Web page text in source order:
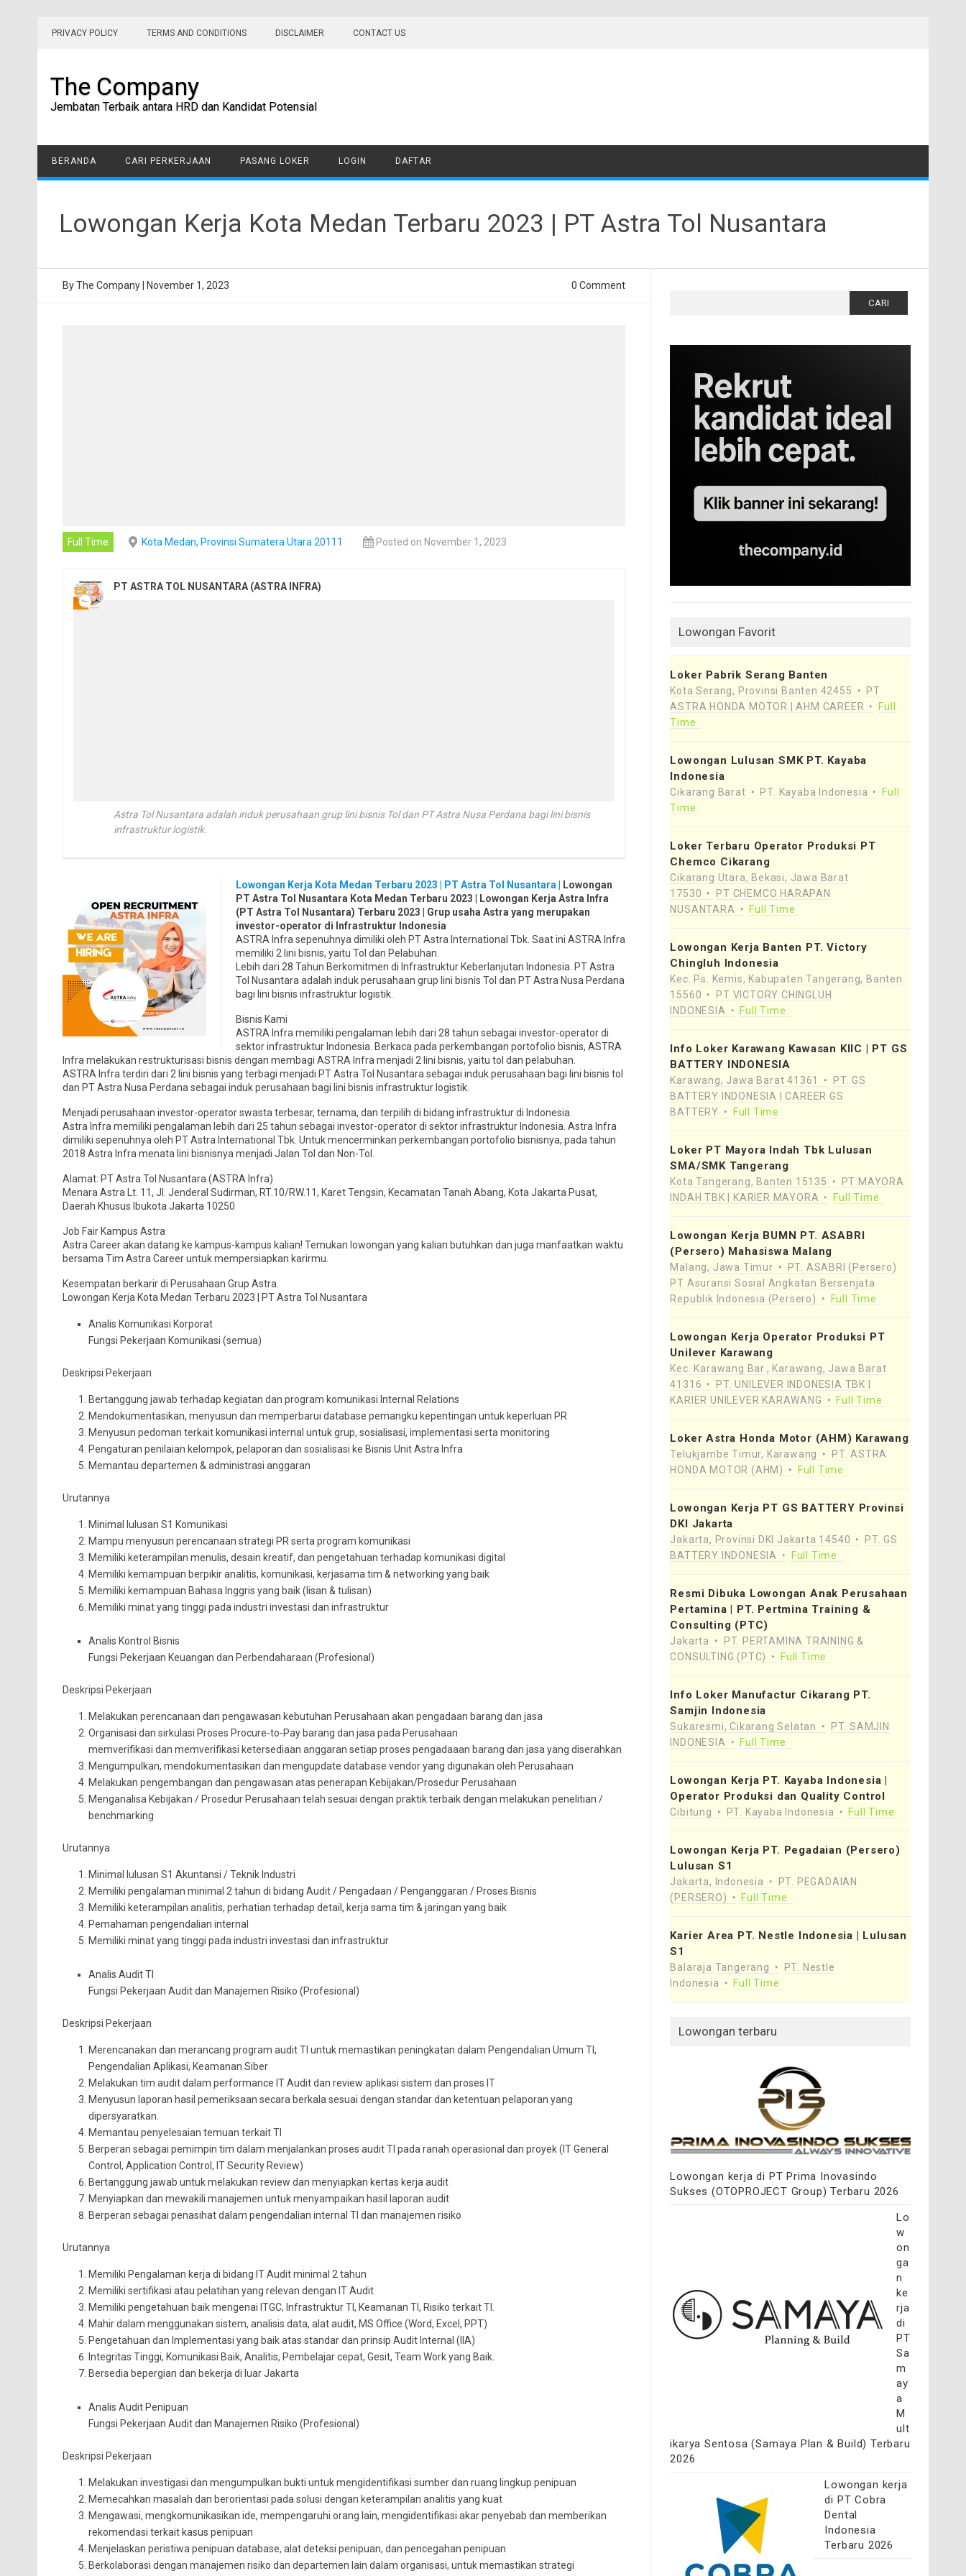
PRIVACY POLICY TERMS AND CONDITIONS DISCLAIMER CONTACT US
The Company
Jembatan Terbaik antara HRD dan Kandidat Potensial
BERANDA CARI PERKERJAAN PASANG LOKER LOGIN DAFTAR
Lowongan Kerja Kota Medan Terbaru 2023 | PT Astra Tol Nusantara
ByThe Company November 1, 2023 0 Comment
Full Time Kota Medan, Provinsi Sumatera Utara 20111 Posted on November 1, 2023
PT ASTRA TOL NUSANTARA (ASTRA INFRA)
Astra Tol Nusantara adalah induk perusahaan grup lini bisnis Tol dan PT Astra Nusa Perdana bagi lini bisnis
infrastruktur logistik.
Lowongan Kerja Kota Medan Terbaru 2023 | PT Astra Tol Nusantara |
Lowongan
PT Astra Tol Nusantara Kota Medan Terbaru 2023 | Lowongan Kerja Astra Infra
(PT Astra Tol Nusantara) Terbaru 2023 | Grup usaha Astra yang merupakan
investor-operator di Infrastruktur Indonesia
ASTRA Infra sepenuhnya dimiliki oleh PT Astra International Tbk. Saat ini ASTRA Infra
memiliki 2 lini bisnis, yaitu Tol dan Pelabuhan.
Lebih dari 28 Tahun Berkomitmen di Infrastruktur Keberlanjutan Indonesia. PT Astra
Tol Nusantara adalah induk perusahaan grup lini bisnis Tol dan PT Astra Nusa Perdana
bagi lini bisnis infrastruktur logistik.
Bisnis Kami
ASTRA Infra memiliki pengalaman lebih dari 28 tahun sebagai investor-operator di
sektor infrastruktur Indonesia. Berkaca pada perkembangan portofolio bisnis, ASTRA
Infra melakukan restrukturisasi bisnis dengan membagi ASTRA Infra menjadi 2 lini bisnis, yaitu tol dan pelabuhan.
ASTRA Infra terdiri dari 2 lini bisnis yang terbagi menjadi PT Astra Tol Nusantara sebagai induk perusahaan bagi lini bisnis tol
dan PT Astra Nusa Perdana sebagai induk perusahaan bagi lini bisnis infrastruktur logistik.
Menjadi perusahaan investor-operator swasta terbesar, ternama, dan terpilih di bidang infrastruktur di Indonesia.
Astra Infra memiliki pengalaman lebih dari 25 tahun sebagai investor-operator di sektor infrastruktur Indonesia. Astra Infra
dimiliki sepenuhnya oleh PT Astra International Tbk. Untuk mencerminkan perkembangan portofolio bisnisnya, pada tahun
2018 Astra Infra menata lini bisnisnya menjadi Jalan Tol dan Non-Tol.
Alamat: PT Astra Tol Nusantara (ASTRA Infra)
Menara Astra Lt. 11, Jl. Jenderal Sudirman, RT.10/RW.11, Karet Tengsin, Kecamatan Tanah Abang, Kota Jakarta Pusat,
Daerah Khusus Ibukota Jakarta 10250
Job Fair Kampus Astra
Astra Career akan datang ke kampus-kampus kalian! Temukan lowongan yang kalian butuhkan dan juga manfaatkan waktu
bersama Tim Astra Career untuk mempersiapkan karirmu.
Kesempatan berkarir di Perusahaan Grup Astra.
Lowongan Kerja Kota Medan Terbaru 2023 | PT Astra Tol Nusantara
Analis Komunikasi Korporat
Fungsi Pekerjaan Komunikasi (semua)
Deskripsi Pekerjaan
Bertanggung jawab terhadap kegiatan dan program komunikasi Internal Relations
Mendokumentasikan, menyusun dan memperbarui database pemangku kepentingan untuk keperluan PR
Menyusun pedoman terkait komunikasi internal untuk grup, sosialisasi, implementasi serta monitoring
Pengaturan penilaian kelompok, pelaporan dan sosialisasi ke Bisnis Unit Astra Infra
Memantau departemen & administrasi anggaran
Urutannya
Minimal lulusan S1 Komunikasi
Mampu menyusun perencanaan strategi PR serta program komunikasi
Memiliki keterampilan menulis, desain kreatif, dan pengetahuan terhadap komunikasi digital
Memiliki kemampuan berpikir analitis, komunikasi, kerjasama tim & networking yang baik
Memiliki kemampuan Bahasa Inggris yang baik (lisan & tulisan)
Memiliki minat yang tinggi pada industri investasi dan infrastruktur
Analis Kontrol Bisnis
Fungsi Pekerjaan Keuangan dan Perbendaharaan (Profesional)
Deskripsi Pekerjaan
Melakukan perencanaan dan pengawasan kebutuhan Perusahaan akan pengadaan barang dan jasa
Organisasi dan sirkulasi Proses Procure-to-Pay barang dan jasa pada Perusahaan
memverifikasi dan memverifikasi ketersediaan anggaran setiap proses pengadaaan barang dan jasa yang diserahkan
Mengumpulkan, mendokumentasikan dan mengupdate database vendor yang digunakan oleh Perusahaan
Melakukan pengembangan dan pengawasan atas penerapan Kebijakan/Prosedur Perusahaan
Menganalisa Kebijakan / Prosedur Perusahaan telah sesuai dengan praktik terbaik dengan melakukan penelitian /
benchmarking
Urutannya
Minimal lulusan S1 Akuntansi / Teknik Industri
Memiliki pengalaman minimal 2 tahun di bidang Audit / Pengadaan / Penganggaran / Proses Bisnis
Memiliki keterampilan analitis, perhatian terhadap detail, kerja sama tim & jaringan yang baik
Pemahaman pengendalian internal
Memiliki minat yang tinggi pada industri investasi dan infrastruktur
Analis Audit TI
Fungsi Pekerjaan Audit dan Manajemen Risiko (Profesional)
Deskripsi Pekerjaan
Merencanakan dan merancang program audit TI untuk memastikan peningkatan dalam Pengendalian Umum TI,
Pengendalian Aplikasi, Keamanan Siber
Melakukan tim audit dalam performance IT Audit dan review aplikasi sistem dan proses IT
Menyusun laporan hasil pemeriksaan secara berkala sesuai dengan standar dan ketentuan pelaporan yang
dipersyaratkan.
Memantau penyelesaian temuan terkait TI
Berperan sebagai pemimpin tim dalam menjalankan proses audit TI pada ranah operasional dan proyek (IT General
Control, Application Control, IT Security Review)
Bertanggung jawab untuk melakukan review dan menyiapkan kertas kerja audit
Menyiapkan dan mewakili manajemen untuk menyampaikan hasil laporan audit
Berperan sebagai penasihat dalam pengendalian internal TI dan manajemen risiko
Urutannya
Memiliki Pengalaman kerja di bidang IT Audit minimal 2 tahun
Memiliki sertifikasi atau pelatihan yang relevan dengan IT Audit
Memiliki pengetahuan baik mengenai ITGC, Infrastruktur TI, Keamanan TI, Risiko terkait TI.
Mahir dalam menggunakan sistem, analisis data, alat audit, MS Office (Word, Excel, PPT)
Pengetahuan dan Implementasi yang baik atas standar dan prinsip Audit Internal (IIA)
Integritas Tinggi, Komunikasi Baik, Analitis, Pembelajar cepat, Gesit, Team Work yang Baik.
Bersedia bepergian dan bekerja di luar Jakarta
Analis Audit Penipuan
Fungsi Pekerjaan Audit dan Manajemen Risiko (Profesional)
Deskripsi Pekerjaan
Melakukan investigasi dan mengumpulkan bukti untuk mengidentifikasi sumber dan ruang lingkup penipuan
Memecahkan masalah dan berorientasi pada solusi dengan keterampilan analitis yang kuat
Mengawasi, mengkomunikasikan ide, mempengaruhi orang lain, mengidentifikasi akar penyebab dan memberikan
rekomendasi terkait kasus penipuan
Menjelaskan peristiwa penipuan database, alat deteksi penipuan, dan pencegahan penipuan
Berkolaborasi dengan manajemen risiko dan departemen lain dalam organisasi, untuk memastikan strategi
Lowongan Favorit
Loker Pabrik Serang Banten
Kota Serang, Provinsi Banten 42455
PT
ASTRA HONDA MOTOR | AHM CAREER
Full
Time
Lowongan Lulusan SMK PT. Kayaba
Indonesia
Cikarang Barat PT. Kayaba Indonesia
Full
Time
Loker Terbaru Operator Produksi PT
Chemco Cikarang
Cikarang Utara, Bekasi, Jawa Barat
17530
PT CHEMCO HARAPAN
NUSANTARA
Full Time
Lowongan Kerja Banten PT. Victory
Chingluh Indonesia
Kec. Ps. Kemis, Kabupaten Tangerang, Banten
15560
PT VICTORY CHINGLUH
INDONESIA
Full Time
Info Loker Karawang Kawasan KIIC | PT GS
BATTERY INDONESIA
Karawang, Jawa Barat 41361
PT. GS
BATTERY INDONESIA | CAREER GS
BATTERY
Full Time
Loker PT Mayora Indah Tbk Lulusan
SMA/SMK Tangerang
Kota Tangerang, Banten 15135
PT MAYORA
INDAH TBK | KARIER MAYORA
Full Time
Lowongan Kerja BUMN PT. ASABRI
(Persero) Mahasiswa Malang
Malang, Jawa Timur
PT. ASABRI (Persero)
PT Asuransi Sosial Angkatan Bersenjata
Republik Indonesia (Persero)
Full Time
Lowongan Kerja Operator Produksi PT
Unilever Karawang
Kec. Karawang Bar., Karawang, Jawa Barat
41316
PT. UNILEVER INDONESIA TBK |
KARIER UNILEVER KARAWANG
Full Time
Loker Astra Honda Motor (AHM) Karawang
Telukjambe Timur, Karawang
PT. ASTRA
HONDA MOTOR (AHM)
Full Time
Lowongan Kerja PT GS BATTERY Provinsi
DKI Jakarta
Jakarta, Provinsi DKI Jakarta 14540
PT. GS
BATTERY INDONESIA
Full Time
Resmi Dibuka Lowongan Anak Perusahaan
Pertamina | PT. Pertmina Training &
Consulting (PTC)
Jakarta
PT. PERTAMINA TRAINING &
CONSULTING (PTC)
Full Time
Info Loker Manufactur Cikarang PT.
Samjin Indonesia
Sukaresmi, Cikarang Selatan
PT. SAMJIN
INDONESIA
Full Time
Lowongan Kerja PT. Kayaba Indonesia |
Operator Produksi dan Quality Control
Cibitung PT. Kayaba Indonesia Full Time
Lowongan Kerja PT. Pegadaian (Persero)
Lulusan S1
Jakarta, Indonesia
PT. PEGADAIAN
(PERSERO)
Full Time
Karier Area PT. Nestle Indonesia | Lulusan
S1
Balaraja Tangerang
PT. Nestle
Indonesia
Full Time
Lowongan terbaru
Lowongan kerja di PT Prima Inovasindo
Sukses (OTOPROJECT Group) Terbaru 2026
Lo
w
on
ga
n
ke
rja
di
PT
Sa
m
ay
a
M
ult
ikarya Sentosa (Samaya Plan & Build) Terbaru
2026
Lowongan kerja
di PT Cobra
Dental
Indonesia
Terbaru 2026